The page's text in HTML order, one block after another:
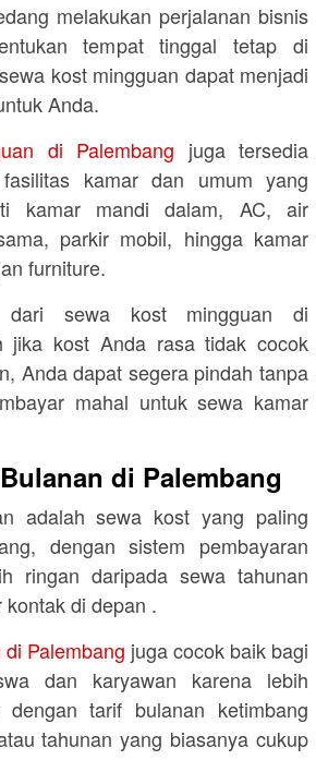
melakukan perjalanan bisnis
tempat tinggal tetap di
kost mingguan dapat menjadi
Anda.
di Palembang juga tersedia
kamar dan umum yang
kamar mandi dalam, AC, air
parkir mobil, hingga kamar
furniture.
dari sewa kost mingguan di
jika kost Anda rasa tidak cocok
Anda dapat segera pindah tanpa
mahal untuk sewa kamar
di Palembang
adalah sewa kost yang paling
dengan sistem pembayaran
ringan daripada sewa tahunan
di depan .
Palembang juga cocok baik bagi
dan karyawan karena lebih
dengan tarif bulanan ketimbang
tahunan yang biasanya cukup